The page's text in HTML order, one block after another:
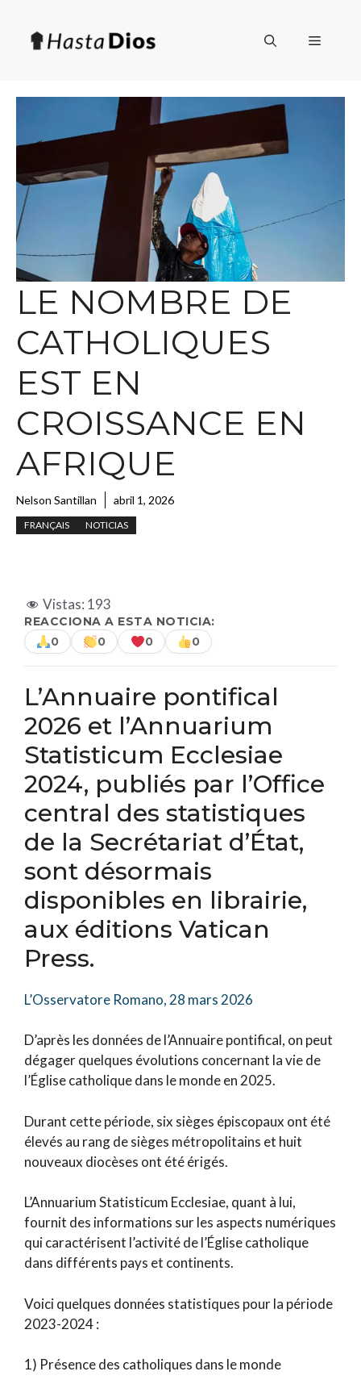
contenido
Menú
LE NOMBRE DE
CATHOLIQUES
EST EN
CROISSANCE EN
AFRIQUE
Nelson Santillan abril 1, 2026
FRANÇAIS NOTICIAS
Vistas: 193
REACCIONA A ESTA NOTICIA:
0
0 0 0
L’Annuaire pontifical
2026 et l’Annuarium
Statisticum Ecclesiae
2024, publiés par l’Office
central des statistiques
de la Secrétariat d’État,
sont désormais
disponibles en librairie,
aux éditions Vatican
Press.
L’Osservatore Romano, 28 mars 2026
D’après les données de l’Annuaire pontifical, on peut
dégager quelques évolutions concernant la vie de
l’Église catholique dans le monde en 2025.
Durant cette période, six sièges épiscopaux ont été
élevés au rang de sièges métropolitains et huit
nouveaux diocèses ont été érigés.
L’Annuarium Statisticum Ecclesiae, quant à lui,
fournit des informations sur les aspects numériques
qui caractérisent l’activité de l’Église catholique
dans différents pays et continents.
Voici quelques données statistiques pour la période
2023-2024 :
1) Présence des catholiques dans le monde